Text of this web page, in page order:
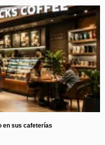
en sus cafeterías